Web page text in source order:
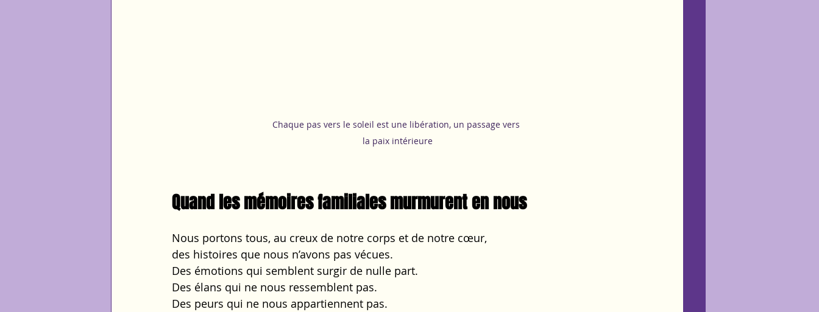
Chaque pas vers le soleil est une libération, un passage vers
la paix intérieure
Quand les mémoires familiales murmurent en nous
Nous portons tous, au creux de notre corps et de notre cœur,
des histoires que nous n’avons pas vécues.
Des émotions qui semblent surgir de nulle part.
Des élans qui ne nous ressemblent pas.
Des peurs qui ne nous appartiennent pas.